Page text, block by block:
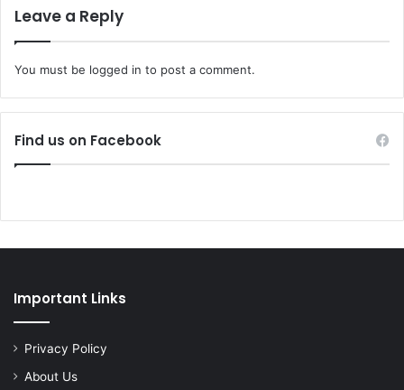
Leave a Reply
You must be logged in to post a comment.
Find us on Facebook
Important Links
Privacy Policy
About Us